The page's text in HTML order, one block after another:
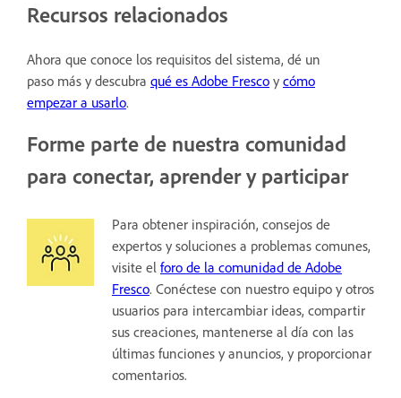
Recursos relacionados
Ahora que conoce los requisitos del sistema, dé un
paso más y descubra qué es Adobe Fresco y cómo
empezar a usarlo.
Forme parte de nuestra comunidad
para conectar, aprender y participar
Para obtener inspiración, consejos de
expertos y soluciones a problemas comunes,
visite el foro de la comunidad de Adobe
Fresco. Conéctese con nuestro equipo y otros
usuarios para intercambiar ideas, compartir
sus creaciones, mantenerse al día con las
últimas funciones y anuncios, y proporcionar
comentarios.